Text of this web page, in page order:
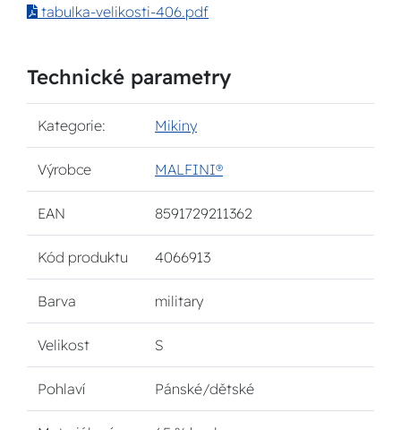
tabulka-velikosti-406.pdf
Technické parametry
Kategorie: Mikiny
Výrobce MALFINI®
EAN 8591729211362
Kód produktu 4066913
Barva military
Velikost S
Pohlaví Pánské/dětské